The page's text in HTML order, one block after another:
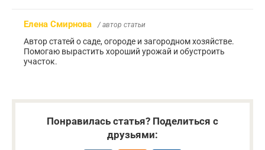
Елена Смирнова / автор статьи
Автор статей о саде, огороде и загородном хозяйстве.
Помогаю вырастить хороший урожай и обустроить
участок.
Понравилась статья? Поделиться с
друзьями: